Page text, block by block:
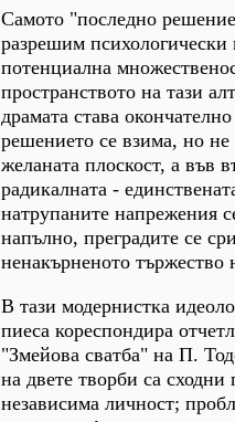
Самото "последно
разрешим психологически
потенциална
пространството на тази
драмата става
решението се взима, но не
желаната плоскост, а във
радикалната -
натрупаните напрежения
напълно, преградите се
ненакърненото
В тази модернистка
пиеса кореспондира
"Змейова сватба" на П.
на двете творби са
независима личност;